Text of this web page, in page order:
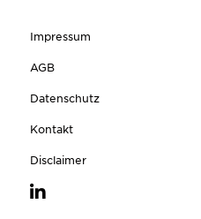
Impressum
AGB
Datenschutz
Kontakt
Disclaimer